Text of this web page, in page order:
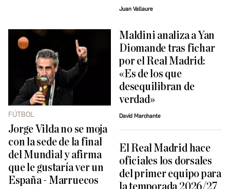
Juan Vallaure
FÚTBOL
Jorge Vilda no se moja
con la sede de la final
del Mundial y afirma
que le gustaría ver un
España - Marruecos
Maldini analiza a Yan
Diomande tras fichar
por el Real Madrid:
«Es de los que
desequilibran de
verdad»
David Marchante
El Real Madrid hace
oficiales los dorsales
del primer equipo para